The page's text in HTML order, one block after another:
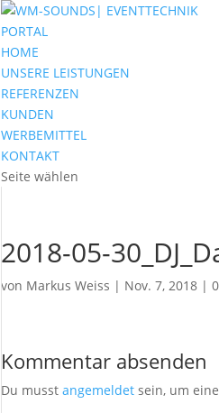
PORTAL
HOME
UNSERE LEISTUNGEN
REFERENZEN
KUNDEN
WERBEMITTEL
KONTAKT
Seite wählen
2018-05-
von Markus Weiss | Nov. 7, 2018 |
Kommentar absenden
Du musstangemeldet sein, um